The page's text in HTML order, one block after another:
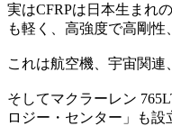
実はCFRPは日本生まれ
も軽く、高強度で高剛
これは航空機、宇宙関連
そしてマクラーレン
ロジー・センター」も